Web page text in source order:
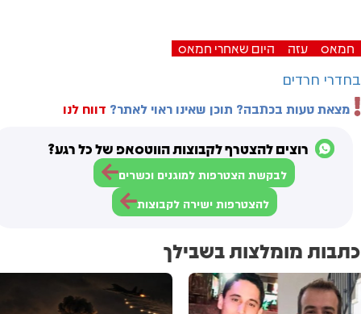
חמאס עזה היום שאחרי חמאס
בחדרי חרדים
מצאת טעות בכתבה? תוכן שאינו ראוי לאתר? דווח לנו
רוצים להצטרף לקבוצות הווטסאפ של כל רגע?
לבקשת הצטרפות למוגנים וכשרים
להצטרפות ישירה לקבוצות
כתבות מומלצות בשבילך